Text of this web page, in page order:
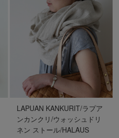
LAPUAN KANKURIT/ラプア
ンカンクリ/ウォッシュドリ
ネン ストール/HALAUS